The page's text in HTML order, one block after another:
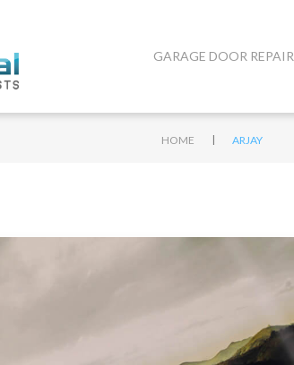
GARAGE DOOR REPAIR
HOME | ARJAY